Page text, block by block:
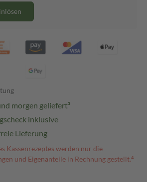
morgen geliefert³
inklusive
Lieferung
Kassenrezeptes werden nur die
und Eigenanteile in Rechnung gestellt.⁴